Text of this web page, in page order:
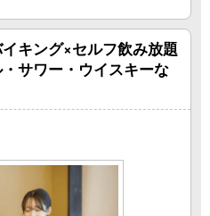
イキング×セルフ飲み放題
サワー・ウイスキーな